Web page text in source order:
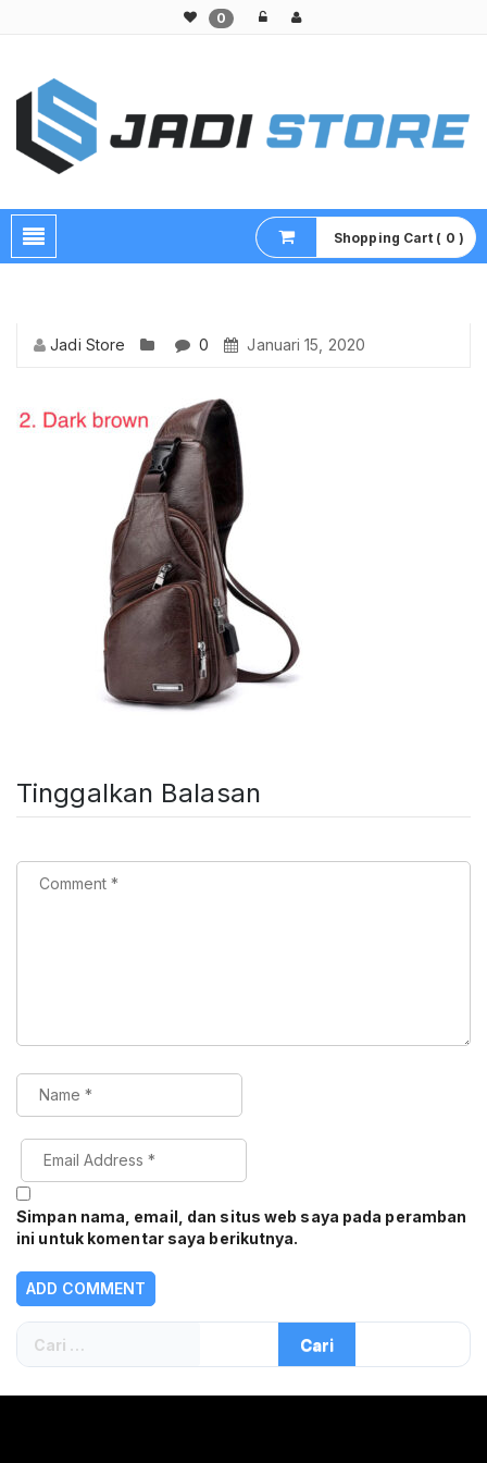
0
Shopping Cart ( 0 )
Jadi Store 0 Januari 15, 2020
Tinggalkan Balasan
Simpan nama, email, dan situs web saya pada peramban
ini untuk komentar saya berikutnya.
Cari
untuk: